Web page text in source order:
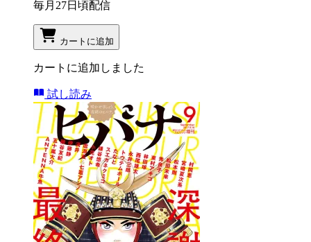
毎月27日頃配信
カートに追加
カートに追加しました
試し読み